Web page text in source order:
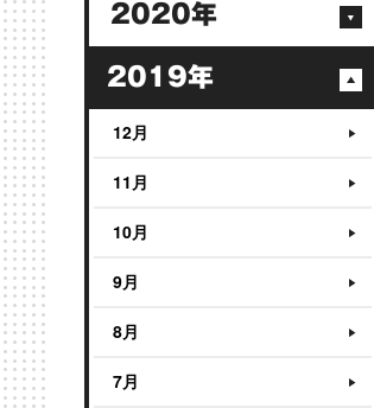
2020年
2019年
12月
11月
10月
9月
8月
7月